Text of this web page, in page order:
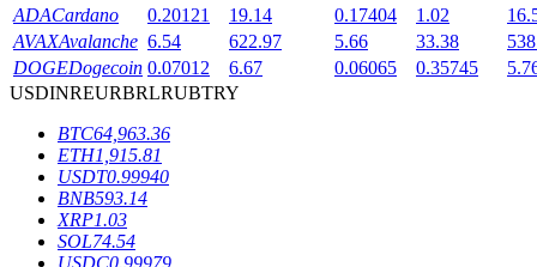
鎖倉BTR
輕鬆獲得多重福利
ADACardano 0.20121 19.14 0.17404 1.02
AVAXAvalanche 6.54 622.97 5.66 33.38
DOGEDogecoin 0.07012 6.67 0.06065 0.35745
USDINREURBRLRUBTRY
BTC64,963.36
ETH1,915.81
USDT0.99940
BNB593.14
XRP1.03
SOL74.54
USDC0.99979